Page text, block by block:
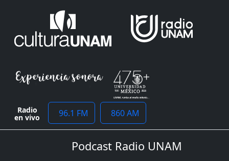
Radio
en vivo 96.1 FM 860 AM
Podcast Radio UNAM